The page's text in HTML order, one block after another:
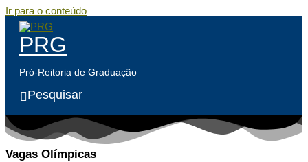
Ir para o conteúdo
PRG
Pró-Reitoria de Graduação
Pesquisar
Vagas Olímpicas